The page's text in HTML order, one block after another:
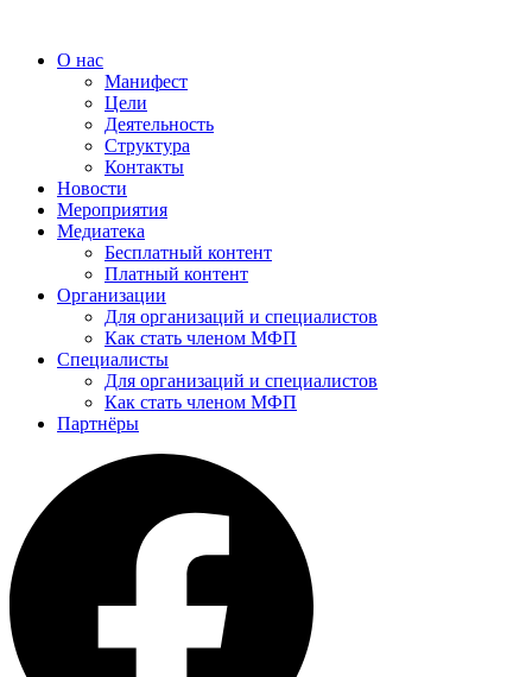
содержимому
О нас
Манифест
Цели
Деятельность
Структура
Контакты
Новости
Мероприятия
Медиатека
Бесплатный контент
Платный контент
Организации
Для организаций и специалистов
Как стать членом МФП
Специалисты
Для организаций и специалистов
Как стать членом МФП
Партнёры